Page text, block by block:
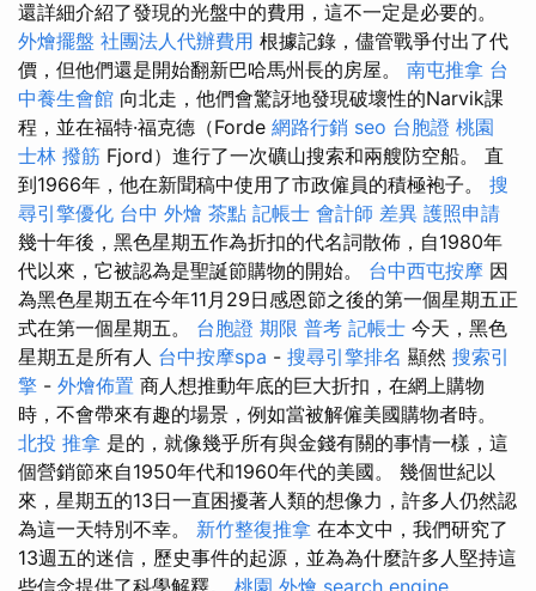
還詳細介紹了發現的光盤中的費用，這不一定是必要的。
外燴擺盤 社團法人代辦費用 根據記錄，儘管戰爭付出了代
價，但他們還是開始翻新巴哈馬州長的房屋。 南屯推拿 台
中養生會館 向北走，他們會驚訝地發現破壞性的Narvik課
程，並在福特·福克德（Forde 網路行銷 seo 台胞證 桃園
士林 撥筋 Fjord）進行了一次礦山搜索和兩艘防空船。 直
到1966年，他在新聞稿中使用了市政僱員的積極袍子。 搜
尋引擎優化 台中 外燴 茶點 記帳士 會計師 差異 護照申請
幾十年後，黑色星期五作為折扣的代名詞散佈，自1980年
代以來，它被認為是聖誕節購物的開始。 台中西屯按摩 因
為黑色星期五在今年11月29日感恩節之後的第一個星期五正
式在第一個星期五。 台胞證 期限 普考 記帳士 今天，黑色
星期五是所有人 台中按摩spa - 搜尋引擎排名 顯然 搜索引
擎 - 外燴佈置 商人想推動年底的巨大折扣，在網上購物
時，不會帶來有趣的場景，例如當被解僱美國購物者時。
北投 推拿 是的，就像幾乎所有與金錢有關的事情一樣，這
個營銷節來自1950年代和1960年代的美國。 幾個世紀以
來，星期五的13日一直困擾著人類的想像力，許多人仍然認
為這一天特別不幸。 新竹整復推拿 在本文中，我們研究了
13週五的迷信，歷史事件的起源，並為為什麼許多人堅持這
些信念提供了科學解釋。 桃園 外燴 search engine